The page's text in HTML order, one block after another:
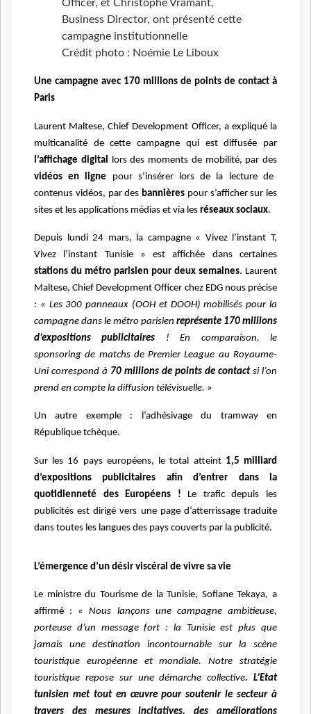
Officer, et Christophe Vramant,
Business Director, ont présenté cette
campagne institutionnelle
Crédit photo : Noémie Le Liboux
Une campagne avec 170 millions de points de contact à
Paris
Laurent Maltese, Chief Development Officer, a expliqué la
multicanalité de cette campagne qui est diffusée par
l’affichage digital
lors des moments de mobilité, par des
vidéos en ligne pour s’insérer lors de la lecture de
contenus vidéos, par des bannières pour s’afficher sur les
sites et les applications médias et via les réseaux sociaux.
Depuis lundi 24 mars, la campagne « Vivez l’instant T,
Vivez l’instant Tunisie » est affichée dans certaines
stations du métro parisien pour deux semaines. Laurent
Maltese, Chief Development Officer chez EDG nous précise
: « Les 300 panneaux (OOH et DOOH) mobilisés pour la
campagne dans le métro parisien représente 170 millions
d’expositions publicitaires ! En comparaison, le
sponsoring de matchs de Premier League au Royaume-
Uni correspond à 70 millions de points de contact si l’on
prend en compte la diffusion télévisuelle. »
Un autre exemple : l’adhésivage du tramway en
République tchèque.
Sur les 16 pays européens, le total atteint 1,5 milliard
d’expositions publicitaires afin d’entrer dans la
quotidienneté des Européens ! Le trafic depuis les
publicités est dirigé vers une page d’atterrissage traduite
dans toutes les langues des pays couverts par la publicité.
L’émergence d’un désir viscéral de vivre sa vie
Le ministre du Tourisme de la Tunisie, Sofiane Tekaya, a
affirmé : « Nous lançons une campagne ambitieuse,
porteuse d’un message fort : la Tunisie est plus que
jamais une destination incontournable sur la scène
touristique européenne et mondiale. Notre stratégie
touristique repose sur une démarche collective. L’Etat
tunisien met tout en œuvre pour soutenir le secteur à
travers des mesures incitatives, des améliorations